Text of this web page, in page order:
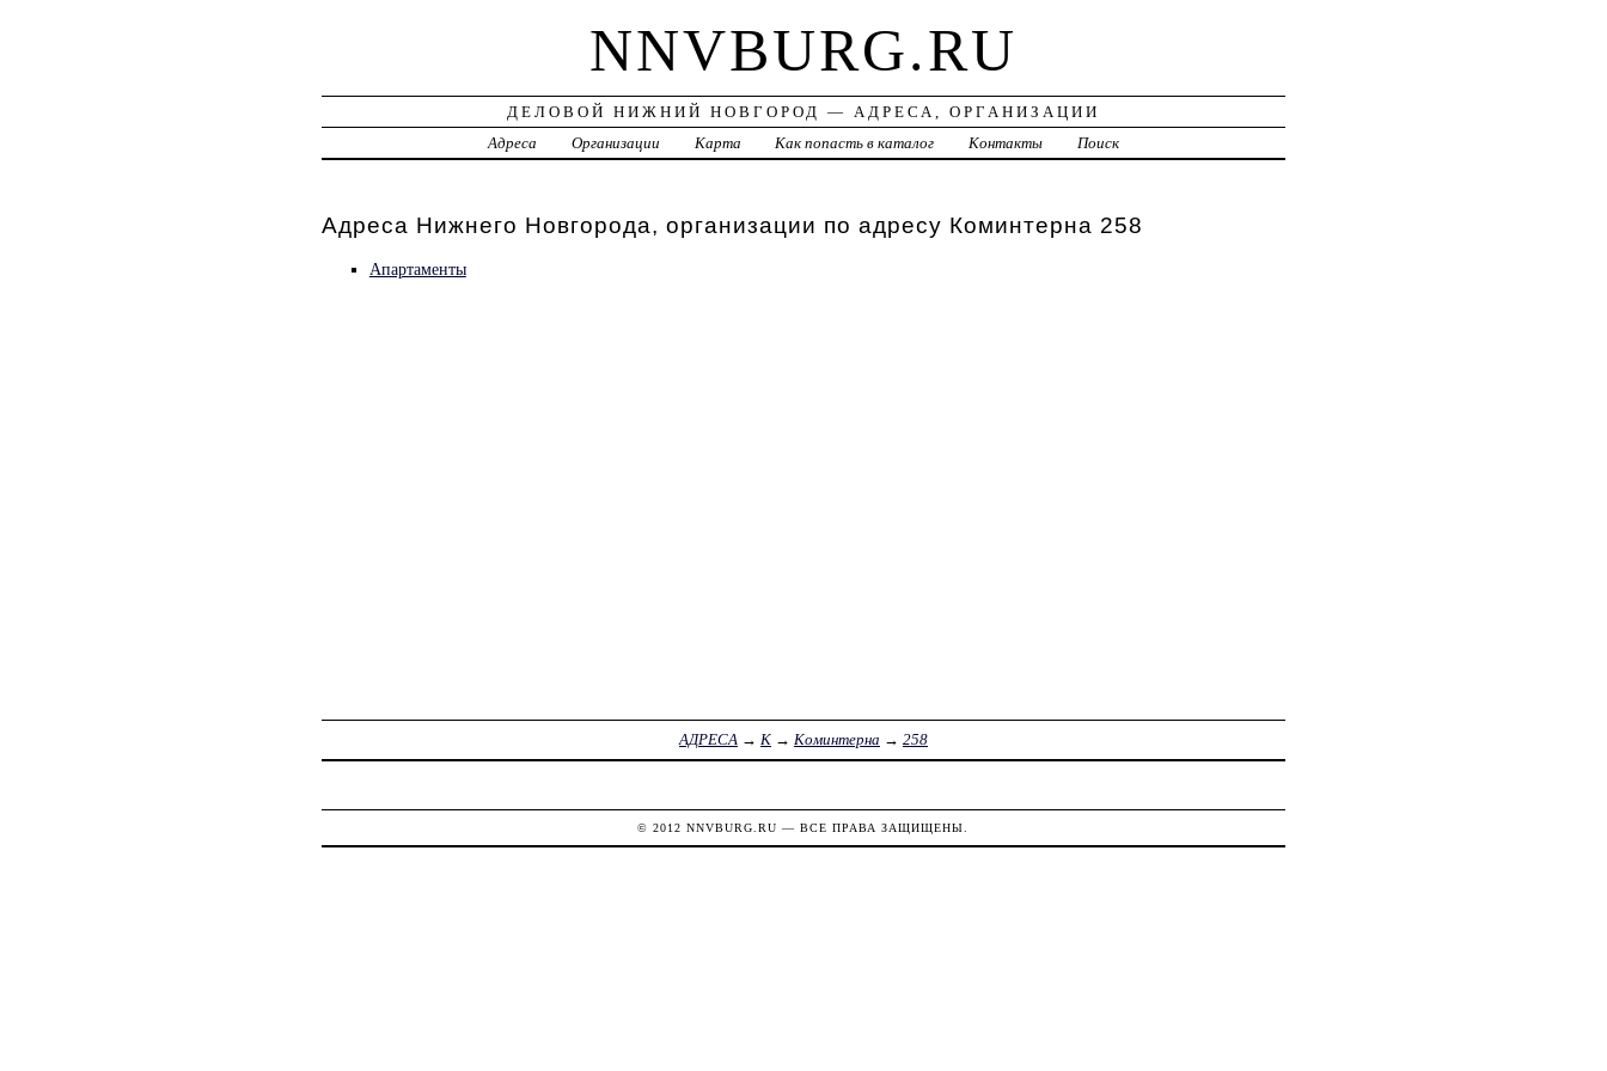
NNVBURG.RU
ДЕЛОВОЙ НИЖНИЙ НОВГОРОД — АДРЕСА, ОРГАНИЗАЦИИ
Адреса
Организации Карта Как попасть в каталог Контакты Поиск
Адреса Нижнего Новгорода, организации по адресу Коминтерна 258
Апартаменты
АДРЕСА→ К→ Коминтерна → 258
© 2012NNVBURG.RU — ВСЕ ПРАВА ЗАЩИЩЕНЫ.